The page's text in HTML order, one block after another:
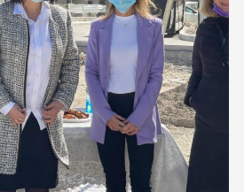
מסע מלחמה
השבוע
מקומית